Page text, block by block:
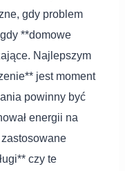
gdy problem
**domowe
Najlepszym
jest moment
powinny być
energii na
czy te